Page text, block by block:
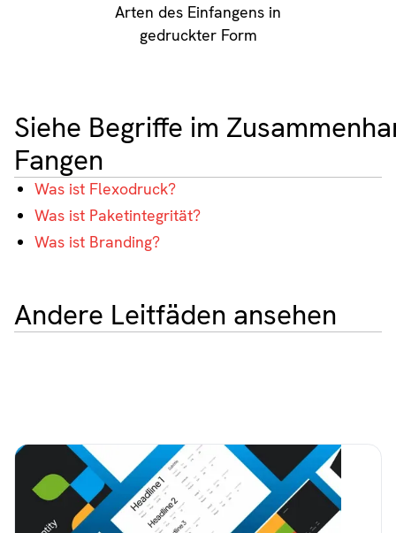
Arten des Einfangens in
gedruckter Form
Siehe Begriffe im
Fangen
Was ist Flexodruck?
Was ist Paketintegrität?
Was ist Branding?
Andere Leitfäden ansehen